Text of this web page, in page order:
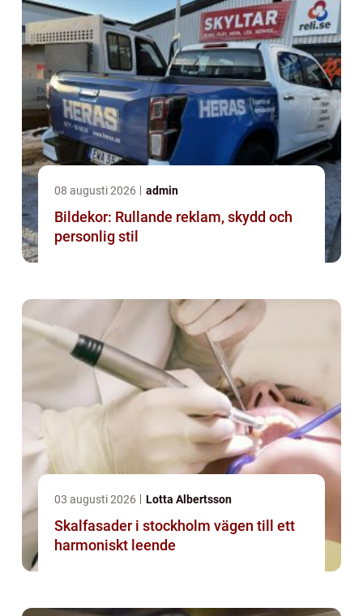
08 augusti 2026 admin
Bildekor: Rullande reklam, skydd och
personlig stil
03 augusti 2026 Lotta Albertsson
Skalfasader i stockholm vägen till ett
harmoniskt leende